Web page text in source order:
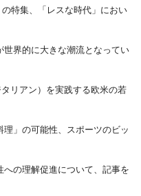
特集、「レスな時代」におい
世界的に大きな潮流となってい
リアン）を実践する欧米の若
」の可能性、スポーツのビッ
の理解促進について、記事を